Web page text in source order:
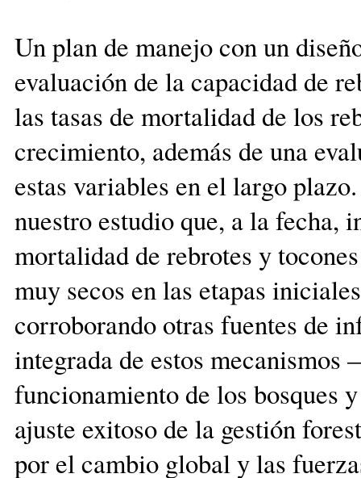
Un plan de manejo con un
evaluación de la capacidad de
las tasas de mortalidad de los
crecimiento, además de una
estas variables en el largo
nuestro estudio que, a la fecha,
mortalidad de rebrotes y
muy secos en las etapas
corroborando otras fuentes de
integrada de estos
funcionamiento de los bosques
ajuste exitoso de la gestión
por el cambio global y las